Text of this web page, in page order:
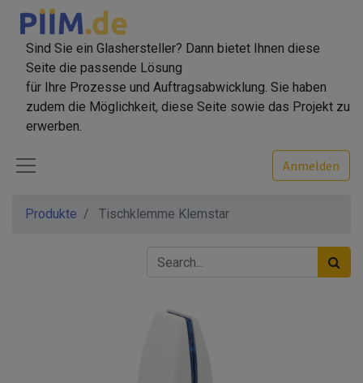
Sind Sie ein Glashersteller? Dann bietet Ihnen diese
Seite die passende Lösung
für Ihre Prozesse und Auftragsabwicklung. Sie haben
zudem die Möglichkeit, diese Seite sowie das Projekt zu
erwerben.
Anmelden
Produkte Tischklemme Klemstar